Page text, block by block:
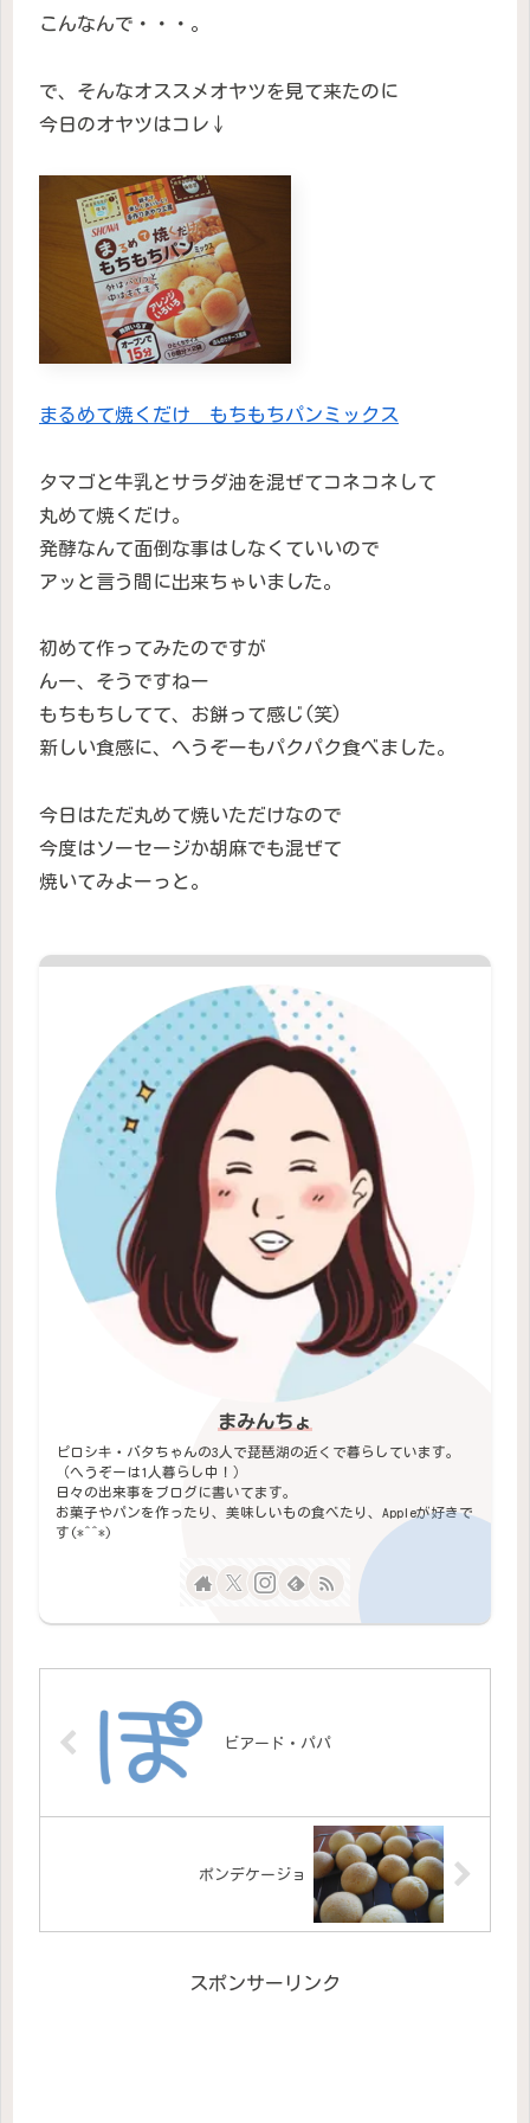
こんなんで・・・。
で、そんなオススメオヤツを見て来たのに
今日のオヤツはコレ↓
まるめて焼くだけ もちもちパンミックス
タマゴと牛乳とサラダ油を混ぜてコネコネして
丸めて焼くだけ。
発酵なんて面倒な事はしなくていいので
アッと言う間に出来ちゃいました。
初めて作ってみたのですが
んー、そうですねー
もちもちしてて、お餅って感じ(笑)
新しい食感に、へうぞーもパクパク食べました。
今日はただ丸めて焼いただけなので
今度はソーセージか胡麻でも混ぜて
焼いてみよーっと。
まみんちょ
ピロシキ・バタちゃんの3人で琵琶湖の近くで暮らしています。
（へうぞーは1人暮らし中！）
日々の出来事をブログに書いてます。
お菓子やパンを作ったり、美味しいもの食べたり、Appleが好きで
す(*^^*)
ビアード・パパ
ポンデケージョ
スポンサーリンク